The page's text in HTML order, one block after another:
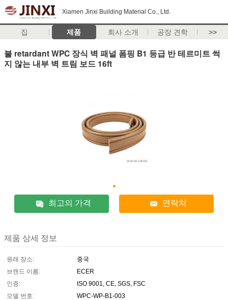
Xiamen Jinxi Building Material Co., Ltd.
집 제품 회사 소개 공장 견학 >>
불 retardant WPC 장식 벽 패널 폼핑 B1 등급 반 테르미트 썩
지 않는 내부 벽 트림 보드 16ft
최고의 가격 연락처
제품 상세 정보
원래 장소:
중국
브랜드 이름:
ECER
인증:
ISO 9001, CE, SGS, FSC
모델 번호:
WPC-WP-B1-003